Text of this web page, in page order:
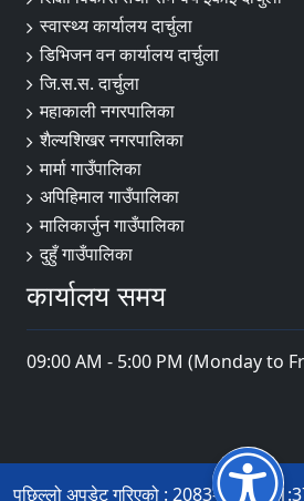
स्वास्थ्य कार्यालय दार्चुला
डिभिजन वन कार्यालय दार्चुला
जि.स.स. दार्चुला
महाकाली नगरपालिका
शैल्यशिखर नगरपालिका
मार्मा गाउँपालिका
अपिहिमाल गाउँपालिका
मालिकार्जुन गाउँपालिका
दुहुँ गाउँपालिका
कार्यालय समय
09:00 AM - 5:00 PM (Monday to
पछिल्लो अपडेट गरिएको : 2083-04-14